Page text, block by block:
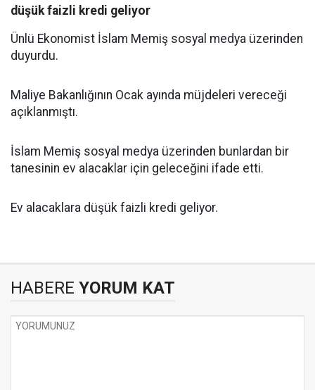
düşük faizli kredi geliyor
Ünlü Ekonomist İslam Memiş sosyal medya üzerinden
duyurdu.
Maliye Bakanlığının Ocak ayında müjdeleri vereceği
açıklanmıştı.
İslam Memiş sosyal medya üzerinden bunlardan bir
tanesinin ev alacaklar için geleceğini ifade etti.
Ev alacaklara düşük faizli kredi geliyor.
HABERE YORUM KAT